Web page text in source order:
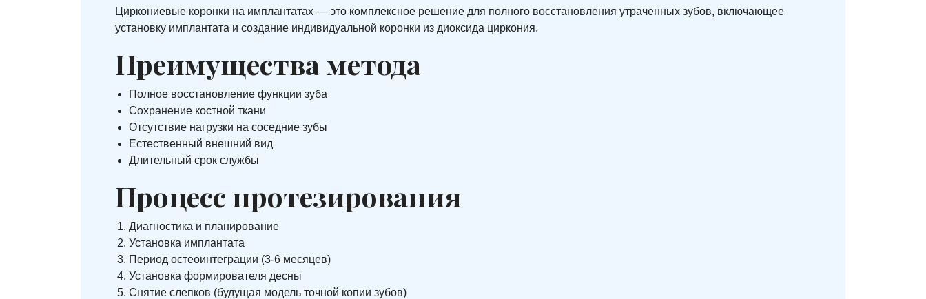
Циркониевые коронки на имплантатах — это комплексное решение для полного восстановления утраченных зубов, включающее
установку имплантата и создание индивидуальной коронки из диоксида циркония.
Преимущества метода
Полное восстановление функции зуба
Сохранение костной ткани
Отсутствие нагрузки на соседние зубы
Естественный внешний вид
Длительный срок службы
Процесс протезирования
Диагностика и планирование
Установка имплантата
Период остеоинтеграции (3-6 месяцев)
Установка формирователя десны
Снятие слепков (будущая модель точной копии зубов)